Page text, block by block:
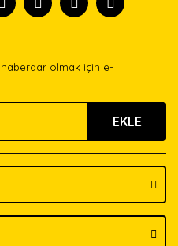
bulunuyor.
pahalı.
olmalı.
olmak için e-
EKLE